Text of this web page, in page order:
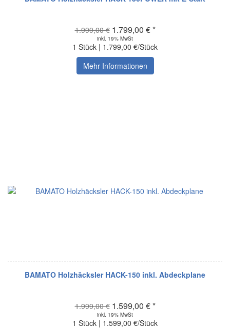
1.999,00 € 1.799,00 € *
inkl. 19% MwSt
1 Stück | 1.799,00 €/Stück
Mehr Informationen
BAMATO Holzhäcksler HACK-150 inkl. Abdeckplane
1.999,00 € 1.599,00 € *
inkl. 19% MwSt
1 Stück | 1.599,00 €/Stück